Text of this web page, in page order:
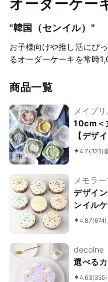
オーダーケー
"韓国（センイル）"
お子様向けや推し活にぴ
るオーダーケーキを常時
商品一覧
PR
メイプ
10cm＜
【デザ
4.7 (325)
メモラ
デザイ
ンイル
4.87(974)
decolne
選べる
4.63(355)